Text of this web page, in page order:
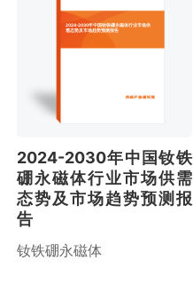
2024-2030年中国钕铁硼永磁体行业市场供
需态势及市场趋势预测报告
2024-2030年中国钕铁
硼永磁体行业市场供需
态势及市场趋势预测报
告
钕铁硼永磁体